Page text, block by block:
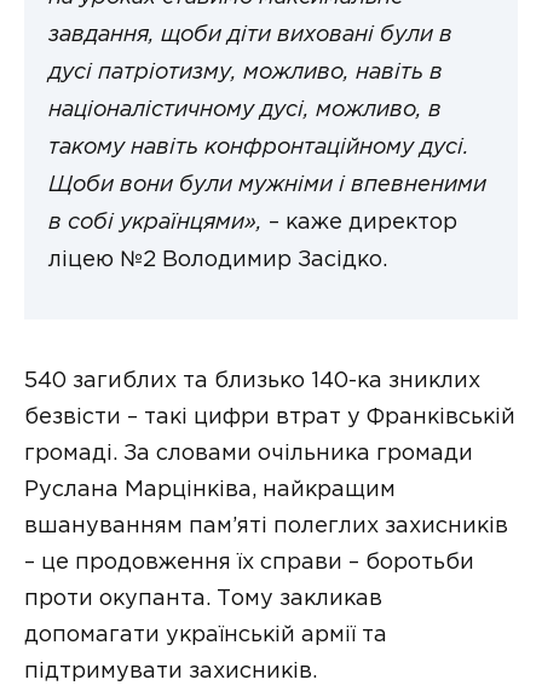
завдання, щоби діти виховані були в
дусі патріотизму, можливо, навіть в
націоналістичному дусі, можливо, в
такому навіть конфронтаційному дусі.
Щоби вони були мужніми і впевненими
в собі українцями», – каже директор
ліцею №2 Володимир Засідко.
540 загиблих та близько 140-ка зниклих
безвісти – такі цифри втрат у Франківській
громаді. За словами очільника громади
Руслана Марцінківа, найкращим
вшануванням пам’яті полеглих захисників
– це продовження їх справи – боротьби
проти окупанта. Тому закликав
допомагати українській армії та
підтримувати захисників.